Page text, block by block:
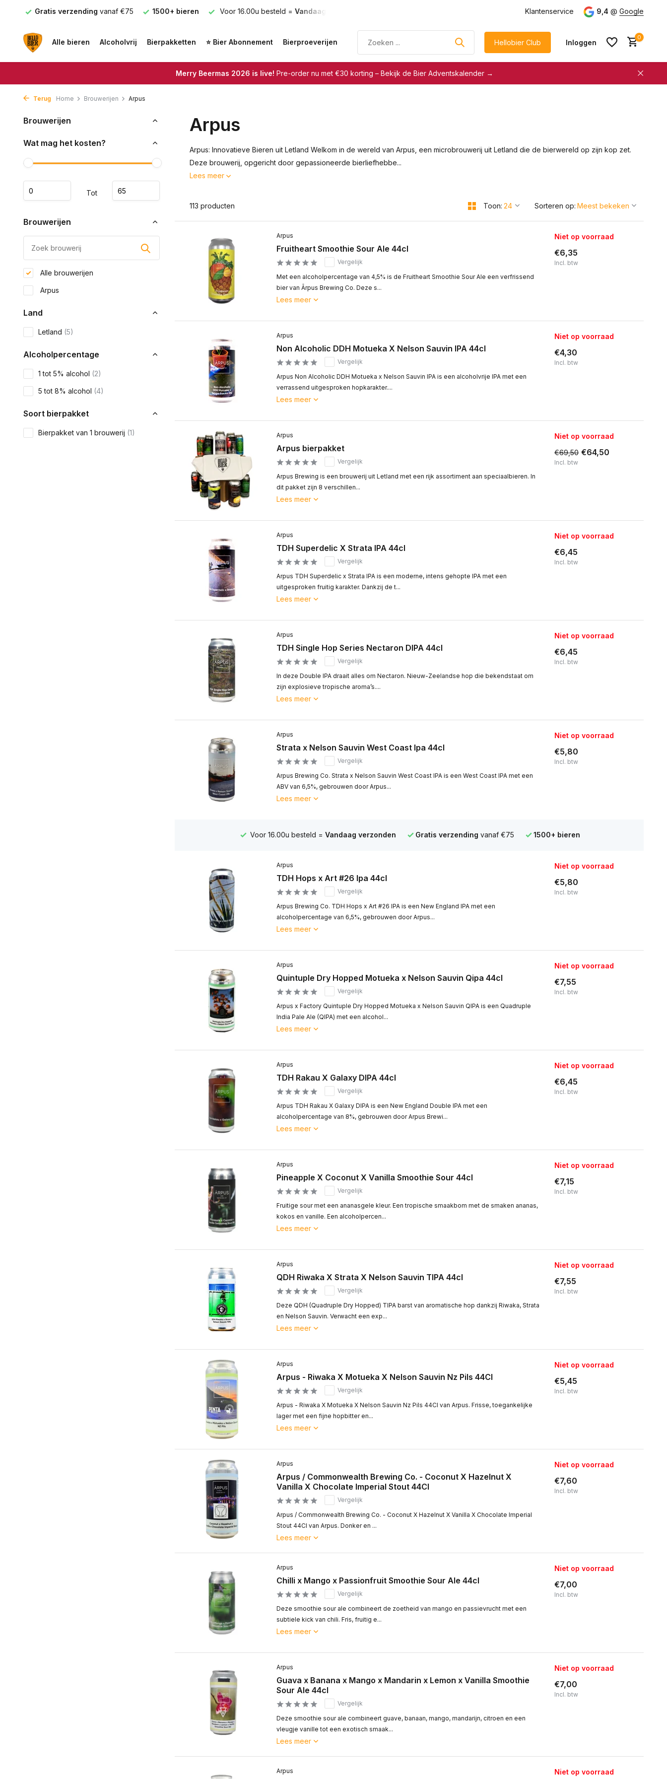
1500+ bieren Voor 16.00u besteld =Vandaag verzonden Gratis verzending Klantenservice 9,4 @ Google
Alle bieren Alcoholvrij Bierpakketten ⭐ Bier Abonnement Bierproeverijen Hellobier Club Inloggen
korting
korting
0
Merry Beermas 2026 is live! Pre-order nu met €30 korting – Bekijk de Bier Adventskalender →
Terug Home Brouwerijen Arpus
Brouwerijen
Wat mag het kosten?
Tot
Brouwerijen
Alle brouwerijen
Arpus
Land
Letland (5)
Alcoholpercentage
1 tot 5% alcohol (2)
5 tot 8% alcohol (4)
Soort bierpakket
Bierpakket van 1 brouwerij (1)
Arpus
Arpus: Innovatieve Bieren uit Letland Welkom in de wereld van Arpus, een microbrouwerij uit Letland die de bierwereld op zijn kop zet.
Deze brouwerij, opgericht door gepassioneerde bierliefhebbe...
Lees meer
113 producten Toon: Sorteren op:
Arpus
Fruitheart Smoothie Sour Ale 44cl
Vergelijk
Met een alcoholpercentage van 4,5% is de Fruitheart Smoothie Sour Ale een verfrissend
bier van Ārpus Brewing Co. Deze s...
Lees meer
Niet op voorraad
€6,35
Incl. btw
Arpus
Non Alcoholic DDH Motueka X Nelson Sauvin IPA 44cl
Vergelijk
Arpus Non Alcoholic DDH Motueka x Nelson Sauvin IPA is een alcoholvrije IPA met een
verrassend uitgesproken hopkarakter....
Lees meer
Niet op voorraad
€4,30
Incl. btw
Arpus
Arpus bierpakket
Vergelijk
Arpus Brewing is een brouwerij uit Letland met een rijk assortiment aan speciaalbieren. In
dit pakket zijn 8 verschillen...
Lees meer
Niet op voorraad
€69,50 €64,50
Incl. btw
Arpus
TDH Superdelic X Strata IPA 44cl
Vergelijk
Arpus TDH Superdelic x Strata IPA is een moderne, intens gehopte IPA met een
uitgesproken fruitig karakter. Dankzij de t...
Lees meer
Niet op voorraad
€6,45
Incl. btw
Arpus
TDH Single Hop Series Nectaron DIPA 44cl
Vergelijk
In deze Double IPA draait alles om Nectaron. Nieuw-Zeelandse hop die bekendstaat om
zijn explosieve tropische aroma’s....
Lees meer
Niet op voorraad
€6,45
Incl. btw
Arpus
Strata x Nelson Sauvin West Coast Ipa 44cl
Vergelijk
Arpus Brewing Co. Strata x Nelson Sauvin West Coast IPA is een West Coast IPA met een
ABV van 6,5%, gebrouwen door Arpus...
Lees meer
Niet op voorraad
€5,80
Incl. btw
Voor 16.00u besteld = Vandaag verzonden Gratis verzending vanaf €75 1500+ bieren
Arpus
TDH Hops x Art #26 Ipa 44cl
Vergelijk
Arpus Brewing Co. TDH Hops x Art #26 IPA is een New England IPA met een
alcoholpercentage van 6,5%, gebrouwen door Arpus...
Lees meer
Niet op voorraad
€5,80
Incl. btw
Arpus
Quintuple Dry Hopped Motueka x Nelson Sauvin Qipa 44cl
Vergelijk
Arpus x Factory Quintuple Dry Hopped Motueka x Nelson Sauvin QIPA is een Quadruple
India Pale Ale (QIPA) met een alcohol...
Lees meer
Niet op voorraad
€7,55
Incl. btw
Arpus
TDH Rakau X Galaxy DIPA 44cl
Vergelijk
Arpus TDH Rakau X Galaxy DIPA is een New England Double IPA met een
alcoholpercentage van 8%, gebrouwen door Arpus Brewi...
Lees meer
Niet op voorraad
€6,45
Incl. btw
Arpus
Pineapple X Coconut X Vanilla Smoothie Sour 44cl
Vergelijk
Fruitige sour met een ananasgele kleur. Een tropische smaakbom met de smaken ananas,
kokos en vanille. Een alcoholpercen...
Lees meer
Niet op voorraad
€7,15
Incl. btw
Arpus
QDH Riwaka X Strata X Nelson Sauvin TIPA 44cl
Vergelijk
Deze QDH (Quadruple Dry Hopped) TIPA barst van aromatische hop dankzij Riwaka, Strata
en Nelson Sauvin. Verwacht een exp...
Lees meer
Niet op voorraad
€7,55
Incl. btw
Arpus
Arpus - Riwaka X Motueka X Nelson Sauvin Nz Pils 44Cl
Vergelijk
Arpus - Riwaka X Motueka X Nelson Sauvin Nz Pils 44Cl van Arpus. Frisse, toegankelijke
lager met een fijne hopbitter en...
Lees meer
Niet op voorraad
€5,45
Incl. btw
Arpus
Arpus / Commonwealth Brewing Co. - Coconut X Hazelnut X
Vanilla X Chocolate Imperial Stout 44Cl
Vergelijk
Arpus / Commonwealth Brewing Co. - Coconut X Hazelnut X Vanilla X Chocolate Imperial
Stout 44Cl van Arpus. Donker en ...
Lees meer
Niet op voorraad
€7,60
Incl. btw
Arpus
Chilli x Mango x Passionfruit Smoothie Sour Ale 44cl
Vergelijk
Deze smoothie sour ale combineert de zoetheid van mango en passievrucht met een
subtiele kick van chili. Fris, fruitig e...
Lees meer
Niet op voorraad
€7,00
Incl. btw
Arpus
Guava x Banana x Mango x Mandarin x Lemon x Vanilla Smoothie
Sour Ale 44cl
Vergelijk
Deze smoothie sour ale combineert guave, banaan, mango, mandarijn, citroen en een
vleugje vanille tot een exotisch smaak...
Lees meer
Niet op voorraad
€7,00
Incl. btw
Arpus Niet op voorraad